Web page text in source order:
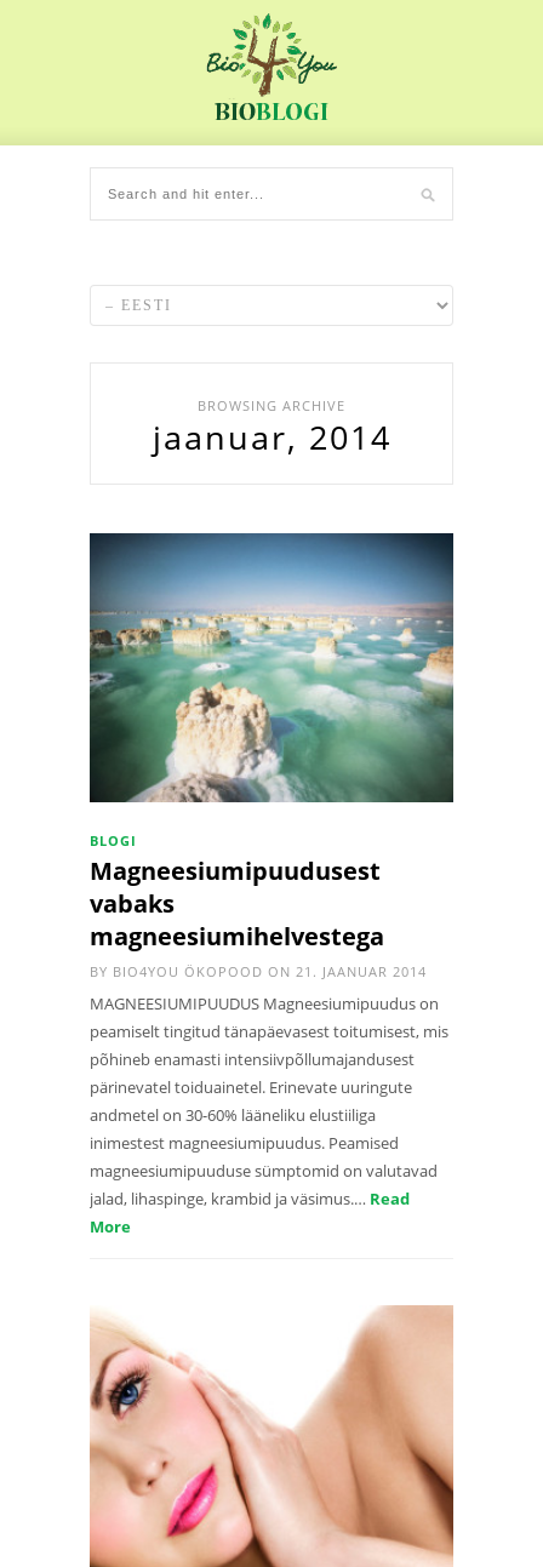
BROWSING ARCHIVE
jaanuar, 2014
BLOGI
Magneesiumipuudusest
vabaks
magneesiumihelvestega
BY BIO4YOU ÖKOPOOD ON 21. JAANUAR 2014
MAGNEESIUMIPUUDUS Magneesiumipuudus on
peamiselt tingitud tänapäevasest toitumisest, mis
põhineb enamasti intensiivpõllumajandusest
pärinevatel toiduainetel. Erinevate uuringute
andmetel on 30-60% lääneliku elustiiliga
inimestest magneesiumipuudus. Peamised
magneesiumipuuduse sümptomid on valutavad
jalad, lihaspinge, krambid ja väsimus.… Read
More